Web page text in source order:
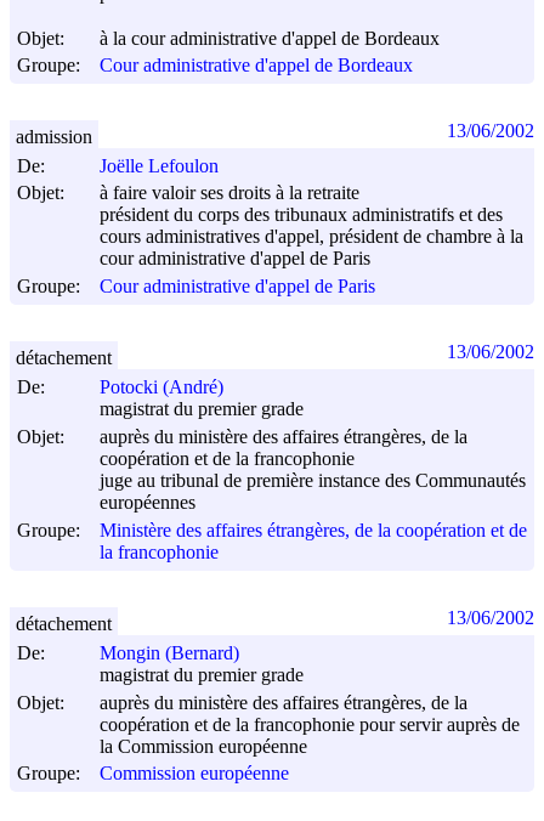
Objet:
à la cour administrative d'appel de Bordeaux
Groupe:
Cour administrative d'appel de Bordeaux
De:
Joëlle Lefoulon
Objet:
à faire valoir ses droits à la retraite
président du corps des tribunaux administratifs et des
cours administratives d'appel, président de chambre à la
cour administrative d'appel de Paris
Groupe:
Cour administrative d'appel de Paris
admission 13/06/2002
De:
Potocki (André)
magistrat du premier grade
Objet:
auprès du ministère des affaires étrangères, de la
coopération et de la francophonie
juge au tribunal de première instance des Communautés
européennes
Groupe:
Ministère des affaires étrangères, de la coopération et de
la francophonie
détachement 13/06/2002
De:
Mongin (Bernard)
magistrat du premier grade
Objet:
auprès du ministère des affaires étrangères, de la
coopération et de la francophonie pour servir auprès de
la Commission européenne
Groupe:
Commission européenne
détachement 13/06/2002